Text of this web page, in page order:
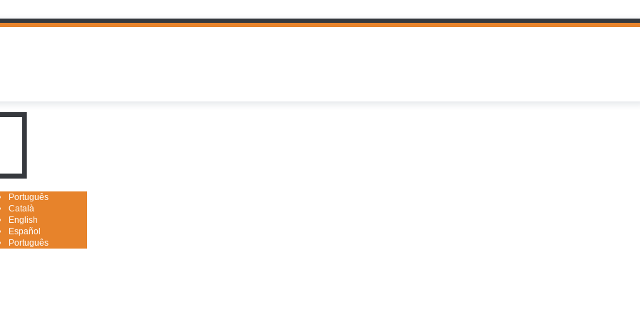
Português
Català
English
Español
Português